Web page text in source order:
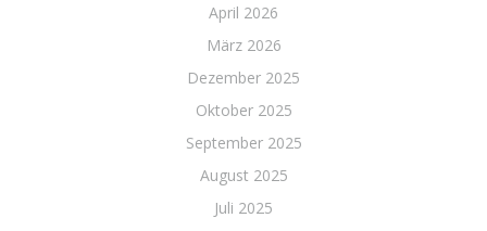
April 2026
März 2026
Dezember 2025
Oktober 2025
September 2025
August 2025
Juli 2025